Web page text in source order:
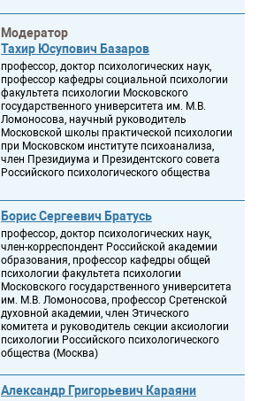
Модератор
Тахир Юсупович Базаров
профессор, доктор психологических наук,
профессор кафедры социальной психологии
факультета психологии Московского
государственного университета им. М.В.
Ломоносова, научный руководитель
Московской школы практической психологии
при Московском институте психоанализа,
член Президиума и Президентского совета
Российского психологического общества
Борис Сергеевич Братусь
профессор, доктор психологических наук,
член-корреспондент Российской академии
образования, профессор кафедры общей
психологии факультета психологии
Московского государственного университета
им. М.В. Ломоносова, профессор Сретенской
духовной академии, член Этического
комитета и руководитель секции аксиологии
психологии Российского психологического
общества (Москва)
Александр Григорьевич Караяни